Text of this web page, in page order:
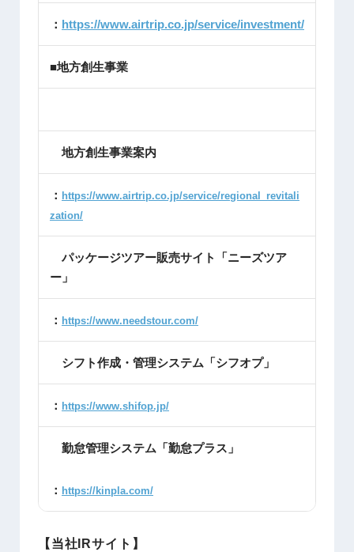
： https://www.airtrip.co.jp/service/investment/
■地方創生事業
地方創生事業案内
： https://www.airtrip.co.jp/service/regional_revitali
zation/
パッケージツアー販売サイト「ニーズツア
ー」
： https://www.needstour.com/
シフト作成・管理システム「シフオプ」
： https://www.shifop.jp/
勤怠管理システム「勤怠プラス」
： https://kinpla.com/
【当社IRサイト】